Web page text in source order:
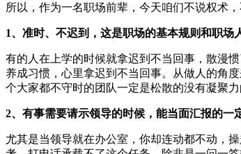
所以，作为一名职场前辈，今天咱们不说权术
1、准时、不迟到，这是职场的基本规则和职场
有的人在上学的时候就拿迟到不当回事，散漫
养成习惯，心里拿迟到不当回事。从做人的角
个大家都不守时的团队一定是松散的没有凝聚力
2、有事需要请示领导的时候，能当面汇报的一
尤其是当领导就在办公室，你却连动都不动，